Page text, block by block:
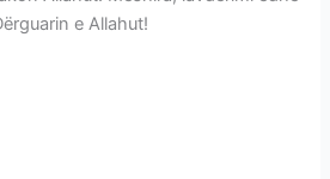
e Allahut!